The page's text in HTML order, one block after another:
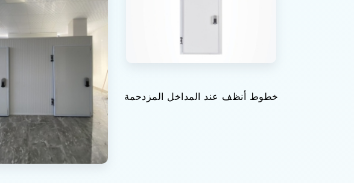
خطوط أنظف عند المداخل المزدحمة